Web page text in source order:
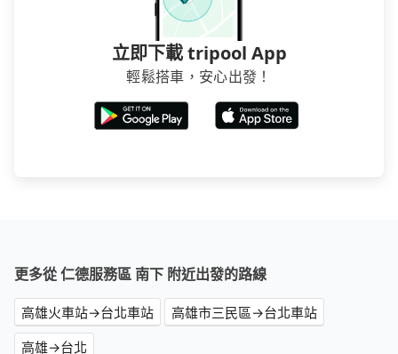
立即下載 tripool App
輕鬆搭車，安心出發！
更多從 仁德服務區 南下 附近出發的路線
高雄火車站→台北車站
高雄市三民區→台北車站
高雄→台北